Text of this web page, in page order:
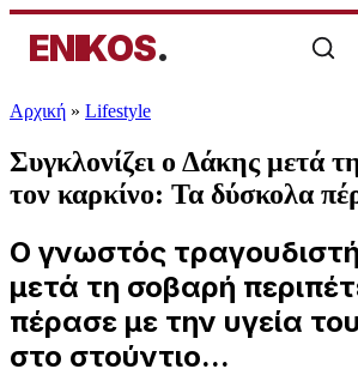
ENIKOS.
Αρχική » Lifestyle
Συγκλονίζει ο Δάκης μετά
τον καρκίνο: Τα δύσκολα
Ο γνωστός
μετά τη σοβαρή
πέρασε με την υγεία
στο στούντιο...